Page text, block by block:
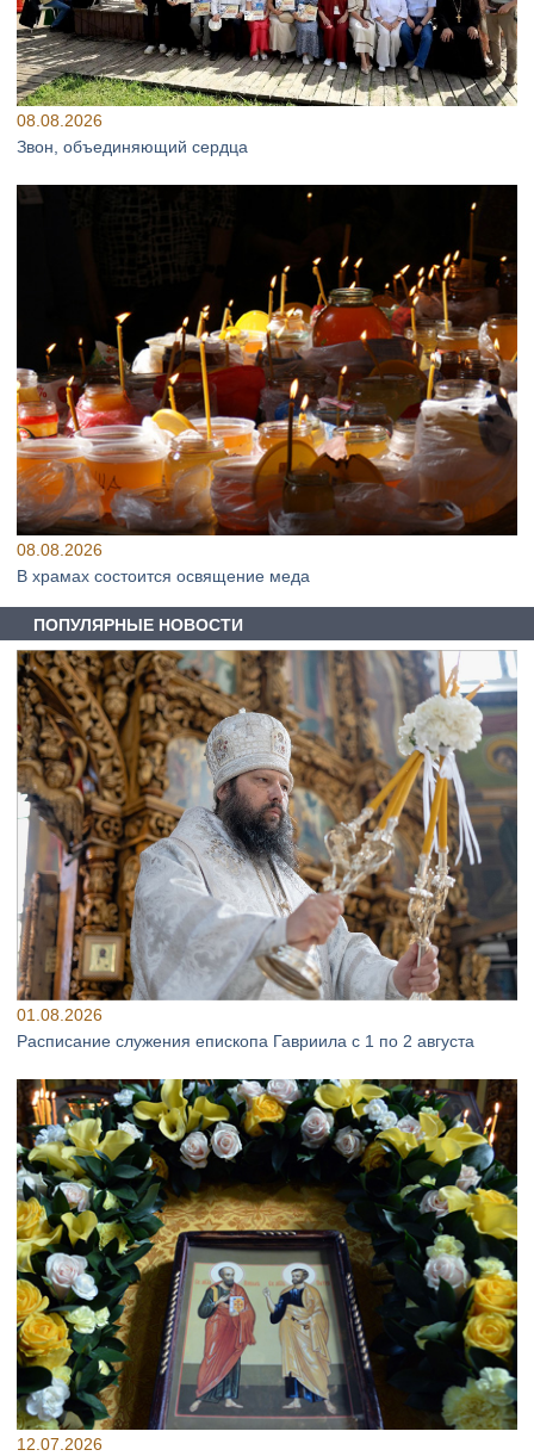
08.08.2026
Звон, объединяющий сердца
08.08.2026
В храмах состоится освящение меда
ПОПУЛЯРНЫЕ НОВОСТИ
01.08.2026
Расписание служения епископа Гавриила с 1 по 2 августа
12.07.2026